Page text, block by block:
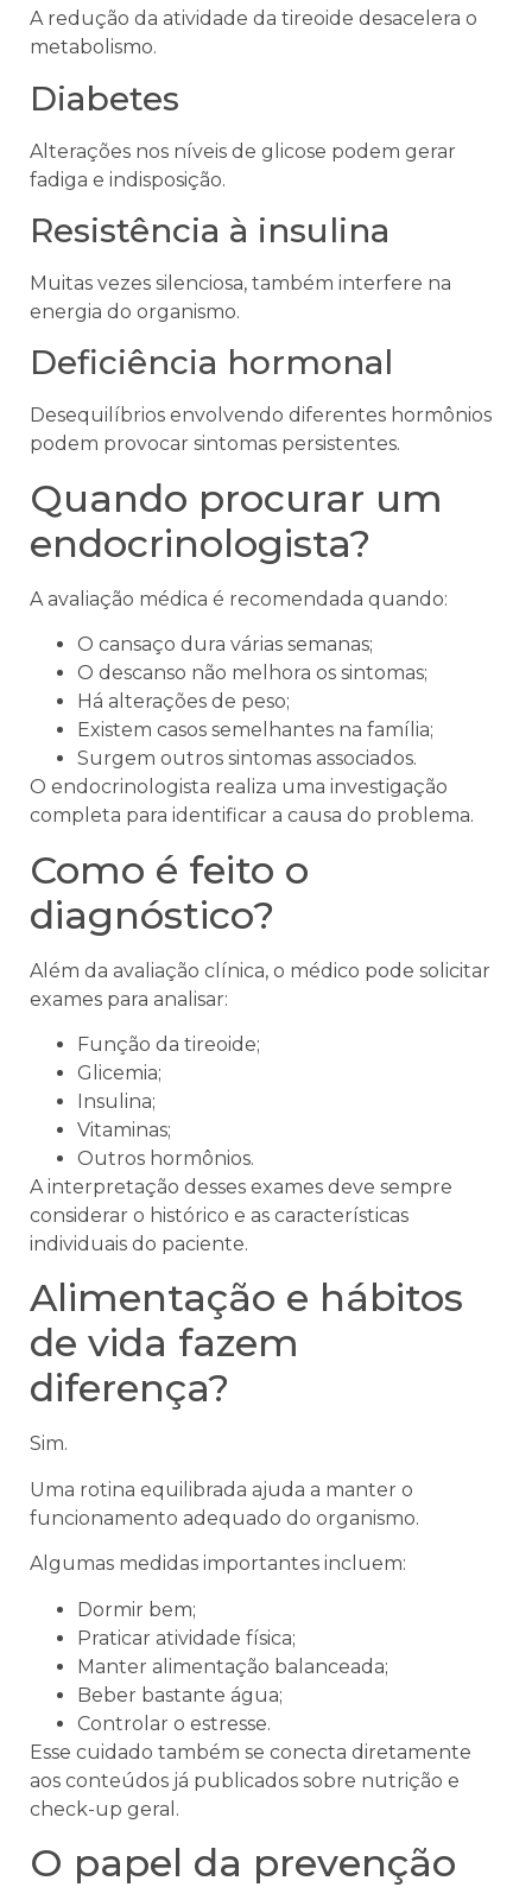
A redução da atividade da tireoide desacelera o
metabolismo.
Diabetes
Alterações nos níveis de glicose podem gerar
fadiga e indisposição.
Resistência à insulina
Muitas vezes silenciosa, também interfere na
energia do organismo.
Deficiência hormonal
Desequilíbrios envolvendo diferentes hormônios
podem provocar sintomas persistentes.
Quando procurar um
endocrinologista?
A avaliação médica é recomendada quando:
O cansaço dura várias semanas;
O descanso não melhora os sintomas;
Há alterações de peso;
Existem casos semelhantes na família;
Surgem outros sintomas associados.
O endocrinologista realiza uma investigação
completa para identificar a causa do problema.
Como é feito o
diagnóstico?
Além da avaliação clínica, o médico pode solicitar
exames para analisar:
Função da tireoide;
Glicemia;
Insulina;
Vitaminas;
Outros hormônios.
A interpretação desses exames deve sempre
considerar o histórico e as características
individuais do paciente.
Alimentação e hábitos
de vida fazem
diferença?
Sim.
Uma rotina equilibrada ajuda a manter o
funcionamento adequado do organismo.
Algumas medidas importantes incluem:
Dormir bem;
Praticar atividade física;
Manter alimentação balanceada;
Beber bastante água;
Controlar o estresse.
Esse cuidado também se conecta diretamente
aos conteúdos já publicados sobre nutrição e
check-up geral.
O papel da prevenção